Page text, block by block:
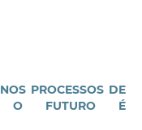
PROCESSOS DE
O FUTURO É